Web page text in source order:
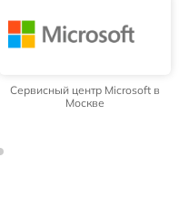
Сервисный центр Microsoft в
Москве